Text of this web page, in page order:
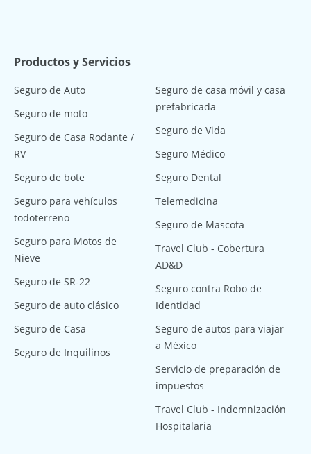
Productos y Servicios
Seguro de Auto
Seguro de moto
Seguro de Casa Rodante /
RV
Seguro de bote
Seguro para vehículos
todoterreno
Seguro para Motos de
Nieve
Seguro de SR-22
Seguro de auto clásico
Seguro de Casa
Seguro de Inquilinos
Seguro de casa móvil y casa
prefabricada
Seguro de Vida
Seguro Médico
Seguro Dental
Telemedicina
Seguro de Mascota
Travel Club - Cobertura
AD&D
Seguro contra Robo de
Identidad
Seguro de autos para viajar
a México
Servicio de preparación de
impuestos
Travel Club - Indemnización
Hospitalaria